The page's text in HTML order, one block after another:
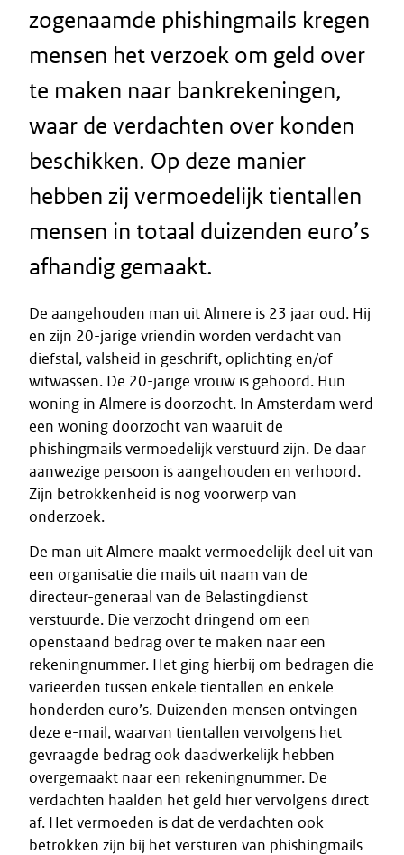
zogenaamde phishingmails kregen
mensen het verzoek om geld over
te maken naar bankrekeningen,
waar de verdachten over konden
beschikken. Op deze manier
hebben zij vermoedelijk tientallen
mensen in totaal duizenden euro’s
afhandig gemaakt.
De aangehouden man uit Almere is 23 jaar oud. Hij
en zijn 20-jarige vriendin worden verdacht van
diefstal, valsheid in geschrift, oplichting en/of
witwassen. De 20-jarige vrouw is gehoord. Hun
woning in Almere is doorzocht. In Amsterdam werd
een woning doorzocht van waaruit de
phishingmails vermoedelijk verstuurd zijn. De daar
aanwezige persoon is aangehouden en verhoord.
Zijn betrokkenheid is nog voorwerp van
onderzoek.
De man uit Almere maakt vermoedelijk deel uit van
een organisatie die mails uit naam van de
directeur-generaal van de Belastingdienst
verstuurde. Die verzocht dringend om een
openstaand bedrag over te maken naar een
rekeningnummer. Het ging hierbij om bedragen die
varieerden tussen enkele tientallen en enkele
honderden euro’s. Duizenden mensen ontvingen
deze e-mail, waarvan tientallen vervolgens het
gevraagde bedrag ook daadwerkelijk hebben
overgemaakt naar een rekeningnummer. De
verdachten haalden het geld hier vervolgens direct
af. Het vermoeden is dat de verdachten ook
betrokken zijn bij het versturen van phishingmails